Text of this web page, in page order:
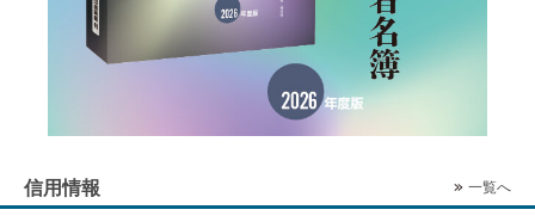
信用情報 一覧へ